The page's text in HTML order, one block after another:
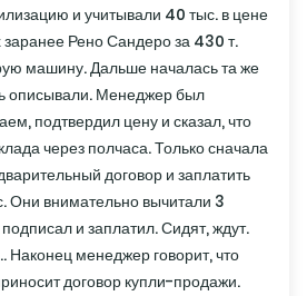
и учитывали 40 тыс. в цене
заранее Рено Сандеро за 430 т.
машину. Дальше началась та же
описывали. Менеджер был
подтвердил цену и сказал, что
через полчаса. Только сначала
договор и заплатить
Они внимательно вычитали 3
и заплатил. Сидят, ждут.
Наконец менеджер говорит, что
договор купли-продажи.